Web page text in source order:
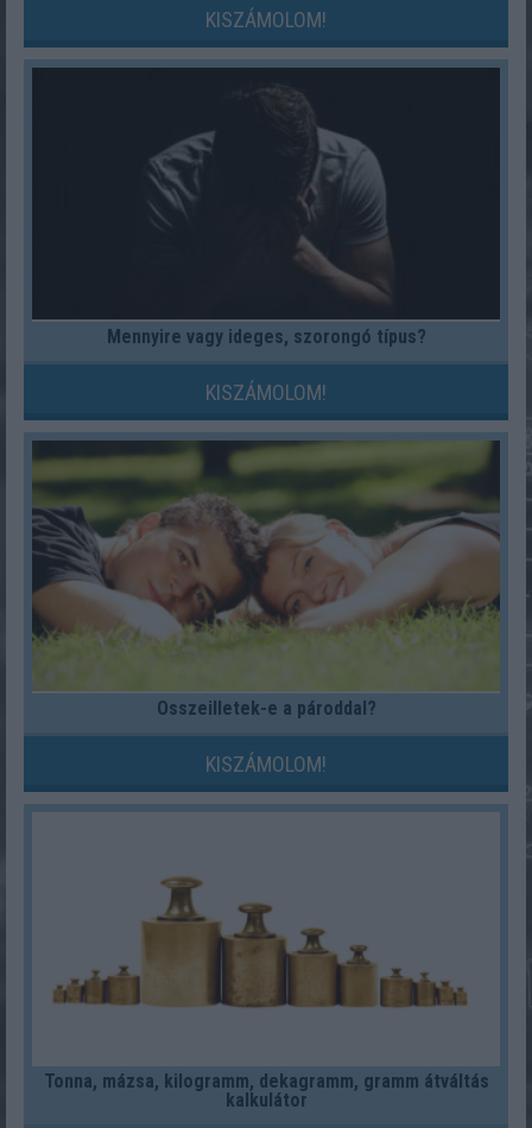
KISZÁMOLOM!
Mennyire vagy ideges, szorongó típus?
KISZÁMOLOM!
Összeilletek-e a pároddal?
KISZÁMOLOM!
Tonna, mázsa, kilogramm, dekagramm, gramm átváltás
kalkulátor